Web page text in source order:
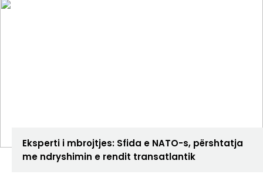
Eksperti i mbrojtjes: Sfida e NATO-s, përshtatja
me ndryshimin e rendit transatlantik